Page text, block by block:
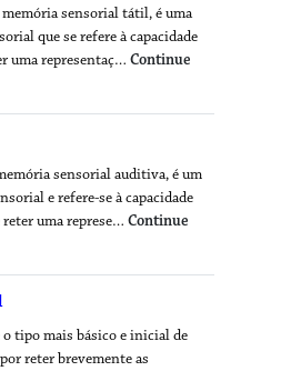
sensorial tátil, é uma
que se refere à capacidade
uma representaç… Continue
sensorial auditiva, é um
e refere-se à capacidade
uma represe… Continue
tipo mais básico e inicial de
reter brevemente as